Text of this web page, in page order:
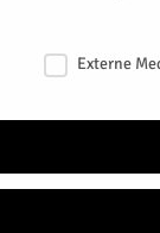
Externe